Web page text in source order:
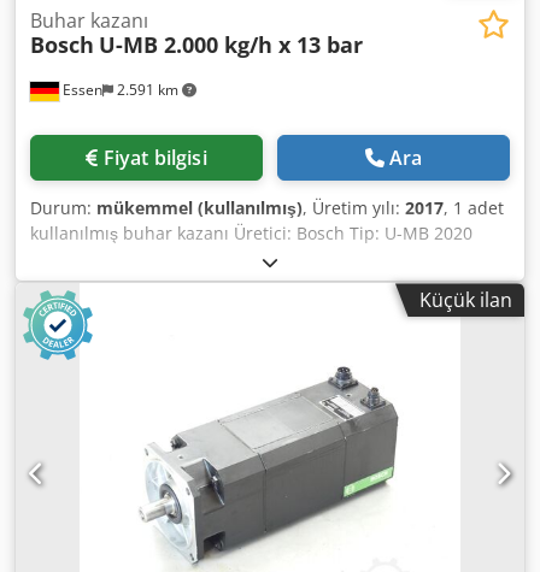
Essen 2.591 km
Buhar kazanı
Bosch U-MB 2.000 kg/h x 13 bar
Fiyat bilgisi Ara
Durum: mükemmel (kullanılmış), Üretim yılı: 2017, 1 adet
kullanılmış buhar kazanı Üretici: Bosch Tip: U-MB 2020
Kapasite: 2.000 kg/saat İzin verilen çalışma basıncı: 13,0
bar Yükseltilmiş test basıncı: 24,1 bar Maksimum sıcaklık:
195°C Toplam hacim: 2.065 litre İmalat yılı: 01/2017
Dedpfozltalex Af Tskr CE işareti: CE 0036 Weishaupt gaz
brülörü, tip WM-G20/3-A, 300-2.000 kW, ZM-LN modeli, 15-
500 mbar, gaz kontrol sistemi, ayrı kontrol paneli, Loos-
Boiler-Control LBC kazan kontrol sistemi, besleme suyu
pompası, Eco tip 1, kapasite 89 kW, hacim 41 litre, sıcaklık
238°C, izin verilen çalışma basıncı 31 bar, test aşırı basıncı
56 bar ve mevcut kaba ve ince armatürlerle donatılmıştır.
Küçük ilan